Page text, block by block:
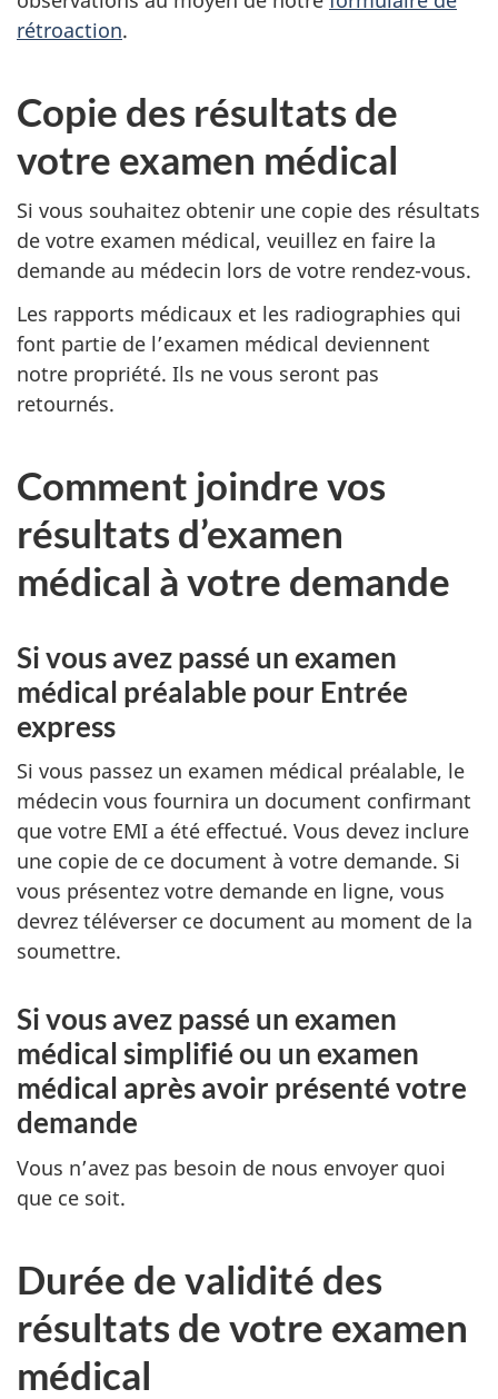
rétroaction.
Copie des résultats de
votre examen médical
Si vous souhaitez obtenir une copie des résultats
de votre examen médical, veuillez en faire la
demande au médecin lors de votre rendez-vous.
Les rapports médicaux et les radiographies qui
font partie de l’examen médical deviennent
notre propriété. Ils ne vous seront pas
retournés.
Comment joindre vos
résultats d’examen
médical à votre demande
Si vous avez passé un examen
médical préalable pour Entrée
express
Si vous passez un examen médical préalable, le
médecin vous fournira un document confirmant
que votre EMI a été effectué. Vous devez inclure
une copie de ce document à votre demande. Si
vous présentez votre demande en ligne, vous
devrez téléverser ce document au moment de la
soumettre.
Si vous avez passé un examen
médical simplifié ou un examen
médical après avoir présenté votre
demande
Vous n’avez pas besoin de nous envoyer quoi
que ce soit.
Durée de validité des
résultats de votre examen
médical